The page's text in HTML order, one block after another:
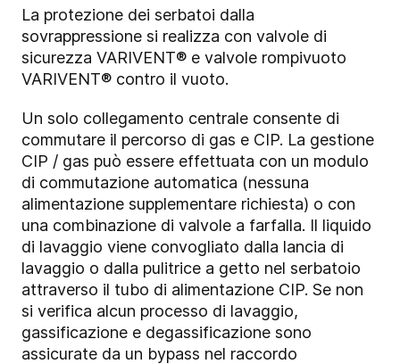
La protezione dei serbatoi dalla
sovrappressione si realizza con valvole di
sicurezza VARIVENT® e valvole rompivuoto
VARIVENT® contro il vuoto.
Un solo collegamento centrale consente di
commutare il percorso di gas e CIP. La gestione
CIP / gas può essere effettuata con un modulo
di commutazione automatica (nessuna
alimentazione supplementare richiesta) o con
una combinazione di valvole a farfalla. Il liquido
di lavaggio viene convogliato dalla lancia di
lavaggio o dalla pulitrice a getto nel serbatoio
attraverso il tubo di alimentazione CIP. Se non
si verifica alcun processo di lavaggio,
gassificazione e degassificazione sono
assicurate da un bypass nel raccordo